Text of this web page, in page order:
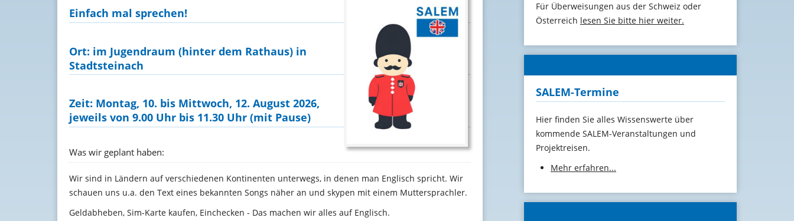
Einfach mal sprechen!
Ort: im Jugendraum (hinter dem Rathaus) in
Stadtsteinach
Zeit: Montag, 10. bis Mittwoch, 12. August 2026,
jeweils von 9.00 Uhr bis 11.30 Uhr (mit Pause)
Was wir geplant haben:
Wir sind in Ländern auf verschiedenen Kontinenten unterwegs, in denen man Englisch spricht. Wir
schauen uns u.a. den Text eines bekannten Songs näher an und skypen mit einem Muttersprachler.
Geldabheben, Sim-Karte kaufen, Einchecken - Das machen wir alles auf Englisch.
Für Überweisungen aus der Schweiz oder
Österreich lesen Sie bitte hier weiter.
SALEM-Termine
Hier finden Sie alles Wissenswerte über
kommende SALEM-Veranstaltungen und
Projektreisen.
Mehr erfahren...